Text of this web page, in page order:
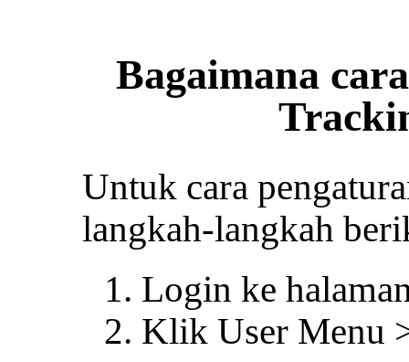
Bagaimana
Untuk cara
langkah-langkah
Login ke
Klik User Menu